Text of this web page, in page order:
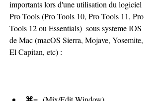
importants lors d'une utilisation du logiciel
Pro Tools (Pro Tools 10, Pro Tools 11, Pro
Tools 12 ou Essentials)  sous systeme IOS
de Mac (macOS Sierra, Mojave, Yosemite,
El Capitan, etc) :